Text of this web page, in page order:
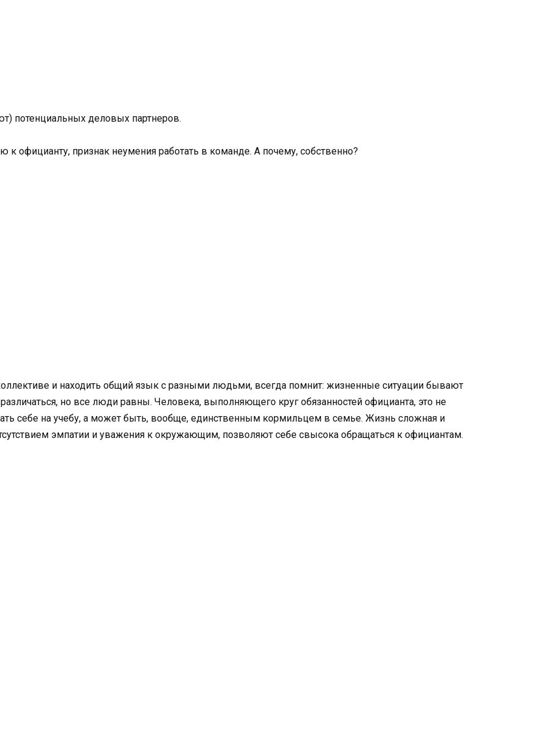
потенциальных деловых партнеров.
официанту, признак неумения работать в команде. А почему, собственно?
и находить общий язык с разными людьми, всегда помнит: жизненные ситуации бывают
но все люди равны. Человека, выполняющего круг обязанностей официанта, это не
себе на учебу, а может быть, вообще, единственным кормильцем в семье. Жизнь сложная и
эмпатии и уважения к окружающим, позволяют себе свысока обращаться к официантам.